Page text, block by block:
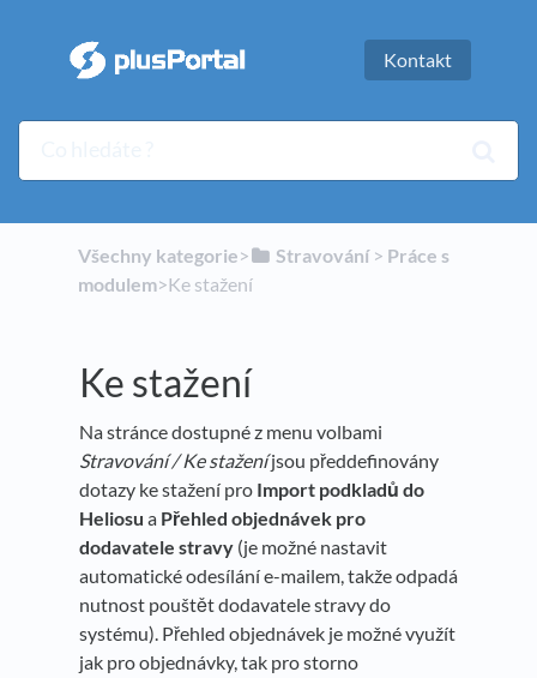
Kontakt
Všechny kategorie​>​ ​Stravování​ > ​ ​Práce s
modulem​>​ Ke stažení
Ke stažení
Na stránce dostupné z menu volbami
Stravování / Ke staženíjsou předdefinovány
dotazy ke stažení pro Import podkladů do
Heliosu a Přehled objednávek pro
dodavatele stravy (je možné nastavit
automatické odesílání e-mailem, takže odpadá
nutnost pouštět dodavatele stravy do
systému). Přehled objednávek je možné využít
jak pro objednávky, tak pro storno